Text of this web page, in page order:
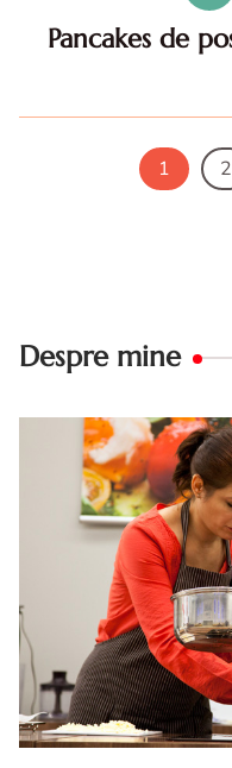
Pancakes de
1
2
Despre mine